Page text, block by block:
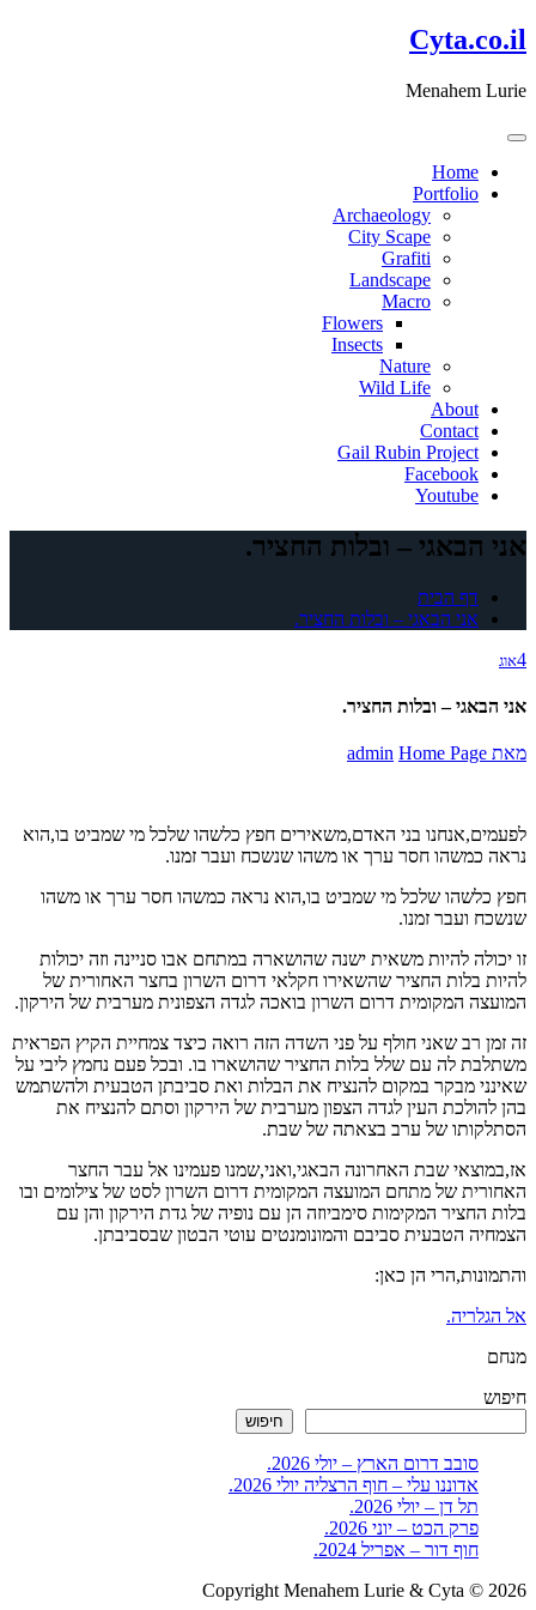
דלג
לתוכן
Cyta.co.il
Menahem Lurie
Home
Portfolio
Archaeology
City Scape
Grafiti
Landscape
Macro
Flowers
Insects
Nature
Wild Life
About
Contact
Gail Rubin Project
Facebook
Youtube
אני הבאגי – ובלות החציר.
דף הבית
אני הבאגי – ובלות החציר.
4אוג
אני הבאגי – ובלות החציר.
מאת admin Home Page
לפעמים,אנחנו בני האדם,משאירים חפץ כלשהו שלכל מי שמביט בו,הוא
נראה כמשהו חסר ערך או משהו שנשכח ועבר זמנו.
חפץ כלשהו שלכל מי שמביט בו,הוא נראה כמשהו חסר ערך או משהו
שנשכח ועבר זמנו.
זו יכולה להיות משאית ישנה שהושארה במתחם אבו סניינה וזה יכולות
להיות בלות החציר שהשאירו חקלאי דרום השרון בחצר האחורית של
המועצה המקומית דרום השרון בואכה לגדה הצפונית מערבית של הירקון.
זה זמן רב שאני חולף על פני השדה הזה רואה כיצד צמחיית הקיץ הפראית
משתלבת לה עם שלל בלות החציר שהושארו בו. ובכל פעם נחמץ ליבי על
שאינני מבקר במקום להנציח את הבלות ואת סביבתן הטבעית ולהשתמש
בהן להולכת העין לגדה הצפון מערבית של הירקון וסתם להנציח את
הסתלקותו של ערב בצאתה של שבת.
אז,במוצאי שבת האחרונה הבאגי,ואני,שמנו פעמינו אל עבר החצר
האחורית של מתחם המועצה המקומית דרום השרון לסט של צילומים ובו
בלות החציר המקימות סימביוזה הן עם נופיה של גדת הירקון והן עם
הצמחיה הטבעית סביבם והמונומנטים עוטי הבטון שבסביבתן.
והתמונות,הרי הן כאן:
אל הגלריה.
מנחם
חיפוש
חיפוש
סובב דרום הארץ – יולי 2026.
אדוננו עלי – חוף הרצליה יולי 2026.
תל דן – יולי 2026.
פרק הכט – יוני 2026.
חוף דור – אפריל 2024.
Copyright Menahem Lurie & Cyta © 2026